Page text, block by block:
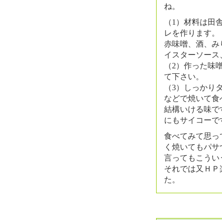
ね。
（1）材料は田
レを作ります。
赤味噌、酒、
イスターソー
（2）作った味
て下さい。
（3）しっかり
などで焼いて
結構いける味
にもサイコーで
食べてみて思
く焼いてもパ
言ってもこう
それでは又Ｈ
た。